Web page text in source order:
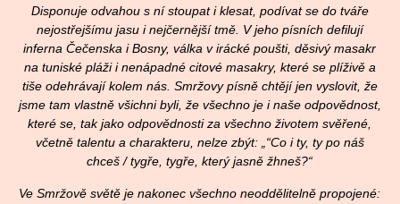
Disponuje odvahou s ní stoupat i klesat, podívat se do tváře
nejostřejšímu jasu i nejčernější tmě. V jeho písních defilují
inferna Čečenska i Bosny, válka v irácké poušti, děsivý masakr
na tuniské pláži i nenápadné citové masakry, které se plíživě a
tiše odehrávají kolem nás. Smržovy písně chtějí jen vyslovit, že
jsme tam vlastně všichni byli, že všechno je i naše odpovědnost,
které se, tak jako odpovědnosti za všechno životem svěřené,
včetně talentu a charakteru, nelze zbýt: „“Co i ty, ty po náš
chceš / tygře, tygře, který jasně žhneš?“
Ve Smržově světě je nakonec všechno neoddělitelně propojené: